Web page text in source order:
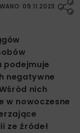
09.11.2023
podejmuje
negatywne
nich
w nowoczesne
ze źródeł